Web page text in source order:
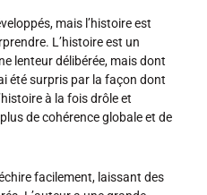
mais l’histoire est
L’histoire est un
lenteur délibérée, mais dont
été surpris par la façon dont
à la fois drôle et
de cohérence globale et de
facilement, laissant des